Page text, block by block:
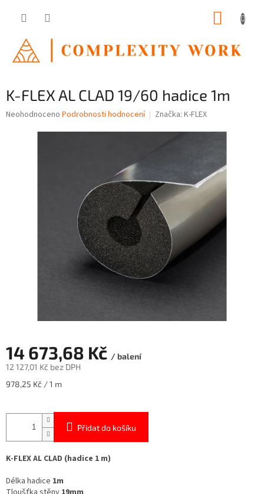
K-FLEX AL CLAD 19/60 hadice 1m
Průměrné
Neohodnoceno Podrobnosti hodnocení Značka: K-FLEX
14 673,68 Kč / balení
12 127,01 Kč bez DPH
Měrná
978,25 Kč / 1 m
Přidat do košíku
K-FLEX AL CLAD (hadice 1 m)
Délka hadice 1m